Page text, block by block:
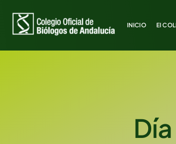
contenido
INICIO El
INICIO El